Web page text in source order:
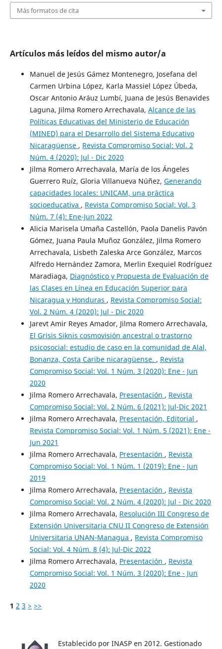
Más formatos de cita
Artículos más leídos del mismo autor/a
Manuel de Jesús Gámez Montenegro, Josefana del
Carmen Urbina López, Karla Massiel López Úbeda,
Oscar Antonio Aráuz Lumbí, Juana de Jesús Benavides
Laguna, Jilma Romero Arrechavala, Alcance de las
Políticas Educativas del Ministerio de Educación
(MINED) para el Desarrollo del Sistema Educativo
Nicaragüense , Revista Compromiso Social: Vol. 2
Núm. 4 (2020): Jul - Dic 2020
Jilma Romero Arrechavala, María de los Ángeles
Guerrero Ruíz, Gloria Villanueva Núñez, Generando
capacidades locales: UNICAM, una práctica
socioeducativa , Revista Compromiso Social: Vol. 3
Núm. 7 (4): Ene-Jun 2022
Alicia Marisela Umaña Castellón, Paola Danelis Pavón
Gómez, Juana Paula Muñoz González, Jilma Romero
Arrechavala, Lisbeth Zaleska Arce González, Marcos
Alfredo Hernández Zamora, Merlin Exequiel Rodríguez
Maradiaga, Diagnóstico y Propuesta de Evaluación de
las Clases en Línea en Educación Superior para
Nicaragua y Honduras , Revista Compromiso Social:
Vol. 2 Núm. 4 (2020): Jul - Dic 2020
Jarevt Amir Reyes Amador, Jilma Romero Arrechavala,
El Grisis Siknis cosmovisión ancestral o trastorno
psicosocial: estudio de caso en la comunidad de Alal,
Bonanza, Costa Caribe nicaragüense. , Revista
Compromiso Social: Vol. 1 Núm. 3 (2020): Ene - Jun
2020
Jilma Romero Arrechavala, Presentación , Revista
Compromiso Social: Vol. 2 Núm. 6 (2021): Jul-Dic 2021
Jilma Romero Arrechavala, Presentación, Editorial ,
Revista Compromiso Social: Vol. 1 Núm. 5 (2021): Ene -
Jun 2021
Jilma Romero Arrechavala, Presentación , Revista
Compromiso Social: Vol. 1 Núm. 1 (2019): Ene - Jun
2019
Jilma Romero Arrechavala, Presentación , Revista
Compromiso Social: Vol. 2 Núm. 4 (2020): Jul - Dic 2020
Jilma Romero Arrechavala, Resolución III Congreso de
Extensión Universitaria CNU II Congreso de Extensión
Universitaria UNAN-Managua , Revista Compromiso
Social: Vol. 4 Núm. 8 (4): Jul-Dic 2022
Jilma Romero Arrechavala, Presentación , Revista
Compromiso Social: Vol. 1 Núm. 3 (2020): Ene - Jun
2020
1 2 3 > >>
Establecido por INASP en 2012. Gestionado